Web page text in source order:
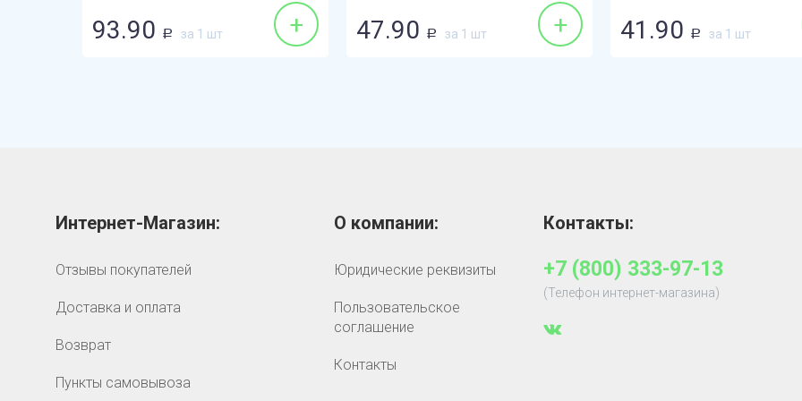
93.90 Р за 1 шт + 47.90 Р за 1 шт + 41.90 Р за 1 шт
Интернет-Магазин:
Отзывы покупателей
Доставка и оплата
Возврат
Пункты самовывоза
О компании:
Юридические реквизиты
Пользовательское
соглашение
Контакты
Контакты:
+7 (800) 333-97-13
(Телефон интернет-магазина)